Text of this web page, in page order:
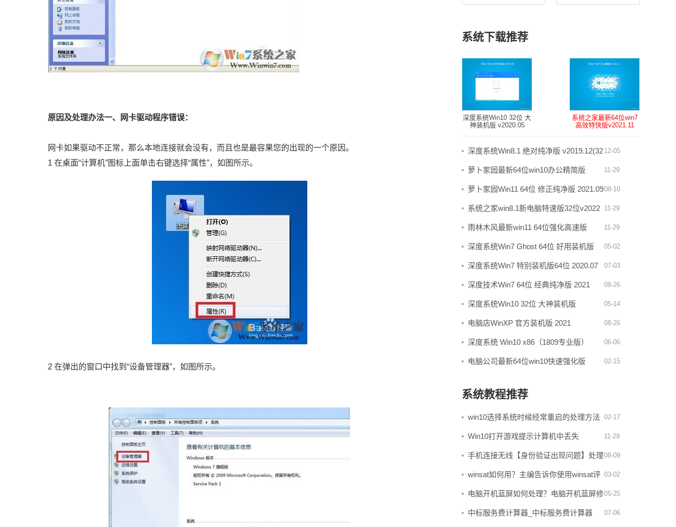
原因及处理办法一、网卡驱动程序错误：
网卡如果驱动不正常，那么本地连接就会没有，而且也是最容果您的出现的一个原因。
1 在桌面“计算机”图标上面单击右键选择“属性”，如图所示。
2 在弹出的窗口中找到“设备管理器”，如图所示。
系统下载推荐
深度系统Win10 32位 大
神装机版 v2020.05
系统之家最新64位win7
高效特快版v2021.11
深度系统Win8.1 绝对纯净版 v2019.12(32
位)
12-05
萝卜家园最新64位win10办公精简版
v2026.08
11-29
萝卜家园Win11 64位 修正纯净版 2021.0908-10
系统之家win8.1新电脑特速版32位v2022 11-29
雨林木风最新win11 64位强化高速版
v2026.08
11-29
深度系统Win7 Ghost 64位 好用装机版
v2020.05
05-02
深度系统Win7 特别装机版64位 2020.07 07-03
深度技术Win7 64位 经典纯净版 2021 08-26
深度系统Win10 32位 大神装机版
v2020.05
05-14
电脑店WinXP 官方装机版 2021 08-26
深度系统 Win10 x86（1809专业版）
v2019.06
06-06
电脑公司最新64位win10快速强化版 02-15
系统教程推荐
win10选择系统时候经常重启的处理方法 02-17
Win10打开游戏提示计算机中丢失
Skidrow.dll怎么处理？
11-29
手机连接无线【身份验证出现问题】处理
办法
08-09
winsat如何用？主编告诉你使用winsat评
估win10专业版的办法
03-02
电脑开机蓝屏如何处理？电脑开机蓝屏修
复办法大全
05-25
中标服务费计算器_中标服务费计算器 07-06